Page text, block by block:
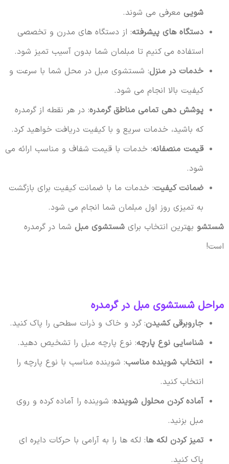
شویی معرفی می شوند.
دستگاه های پیشرفته: از دستگاه های مدرن و تخصصی
استفاده می کنیم تا مبلمان شما بدون آسیب تمیز شود.
خدمات در منزل: شستشوی مبل در محل شما با سرعت و
کیفیت بالا انجام می شود.
پوشش دهی تمامی مناطق گرمدره: در هر نقطه از گرمدره
که باشید، خدمات سریع و با کیفیت دریافت خواهید کرد.
قیمت منصفانه: خدمات با قیمت شفاف و مناسب ارائه می
شود.
ضمانت کیفیت: خدمات ما با ضمانت کیفیت برای بازگشت
به تمیزی روز اول مبلمان شما انجام می شود.
شستشوبهترین انتخاب برای شستشوی مبلشما در گرمدره
است!
مراحل شستشوی مبل در گرمدره
جاروبرقی کشیدن: گرد و خاک و ذرات سطحی را پاک کنید.
شناسایی نوع پارچه: نوع پارچه مبل را تشخیص دهید.
انتخاب شوینده مناسب: شوینده مناسب با نوع پارچه را
انتخاب کنید.
آماده کردن محلول شوینده: شوینده را آماده کرده و روی
مبل بزنید.
تمیز کردن لکه ها: لکه ها را به آرامی با حرکات دایره ای
پاک کنید.